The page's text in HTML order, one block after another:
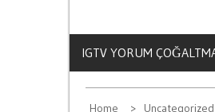
IGTV YORUM
Home Uncategorized